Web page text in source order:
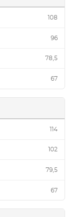
108
96
78,5
67
114
102
79,5
67